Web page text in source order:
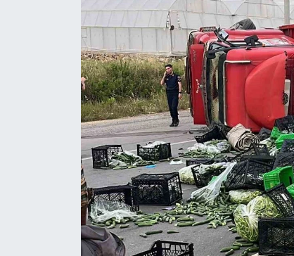
Siyaset
YEREL HABER
Haberde insan
Tanıtım